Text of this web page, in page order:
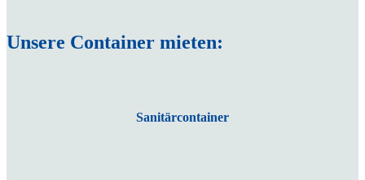
Unsere Container mieten:
Sanitärcontainer